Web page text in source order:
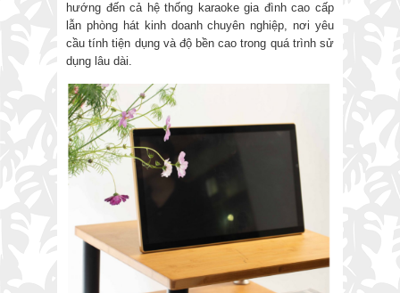
hướng đến cả hệ thống karaoke gia đình cao cấp
lẫn phòng hát kinh doanh chuyên nghiệp, nơi yêu
cầu tính tiện dụng và độ bền cao trong quá trình sử
dụng lâu dài.